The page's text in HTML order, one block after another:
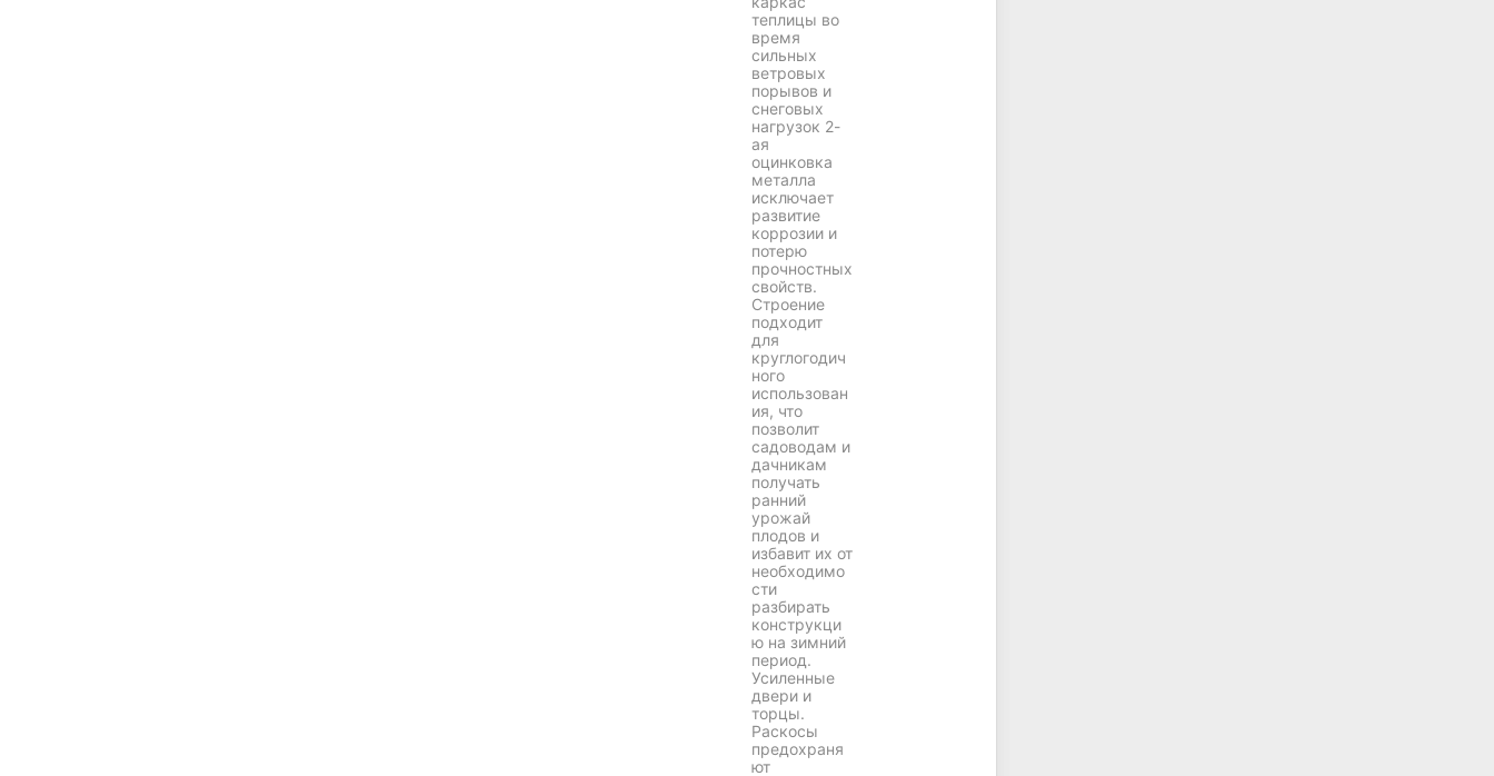
теплицы во
время
сильных
ветровых
порывов и
снеговых
нагрузок 2-
ая
оцинковка
металла
исключает
развитие
коррозии и
потерю
прочностных
свойств.
Строение
подходит
для
круглогодич
ного
использован
ия, что
позволит
садоводам и
дачникам
получать
ранний
урожай
плодов и
избавит их от
необходимо
сти
разбирать
конструкци
ю на зимний
период.
Усиленные
двери и
торцы.
Раскосы
предохраня
ют